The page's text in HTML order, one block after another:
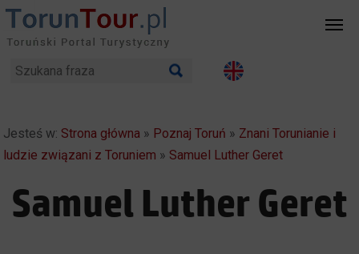
Jesteś w: Strona główna » Poznaj Toruń » Znani Torunianie i
ludzie związani z Toruniem » Samuel Luther Geret
Samuel Luther Geret